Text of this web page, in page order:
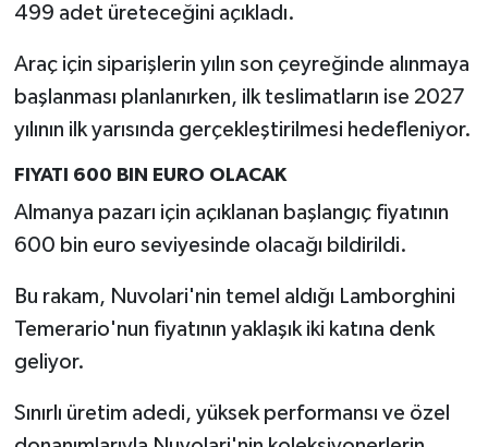
499 adet üreteceğini açıkladı.
Araç için siparişlerin yılın son çeyreğinde alınmaya
başlanması planlanırken, ilk teslimatların ise 2027
yılının ilk yarısında gerçekleştirilmesi hedefleniyor.
FIYATI 600 BIN EURO OLACAK
Almanya pazarı için açıklanan başlangıç fiyatının
600 bin euro seviyesinde olacağı bildirildi.
Bu rakam, Nuvolari'nin temel aldığı Lamborghini
Temerario'nun fiyatının yaklaşık iki katına denk
geliyor.
Sınırlı üretim adedi, yüksek performansı ve özel